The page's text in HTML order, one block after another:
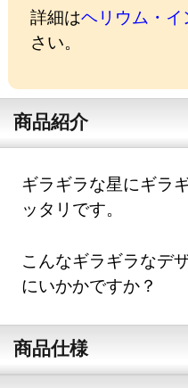
詳細はヘリウム・
さい。
商品紹介
ギラギラな星にギラ
ッタリです。
こんなギラギラなデ
にいかかですか？
商品仕様